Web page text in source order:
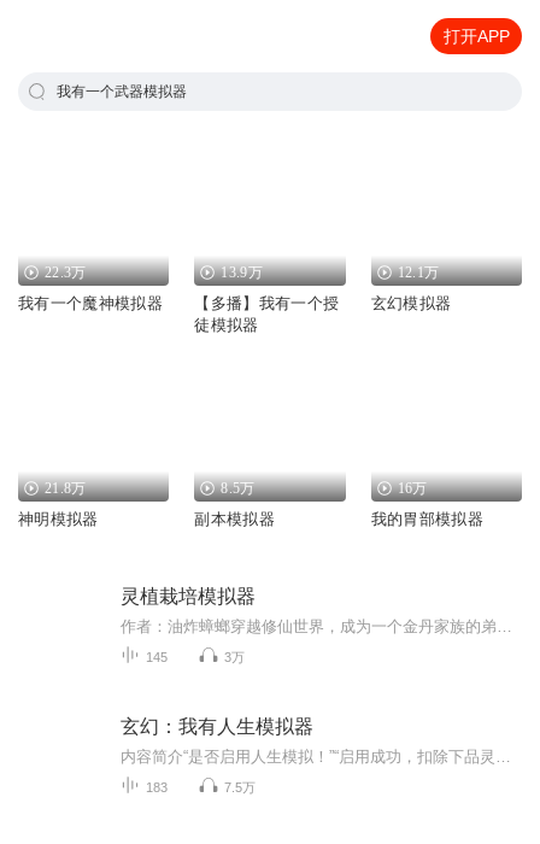
打开APP
我有一个武器模拟器
22.3万
我有一个魔神模拟器
13.9万
【多播】我有一个授
徒模拟器
12.1万
玄幻模拟器
21.8万
神明模拟器
8.5万
副本模拟器
16万
我的胃部模拟器
灵植栽培模拟器
145 3万
玄幻：我有人生模拟器
183 7.5万